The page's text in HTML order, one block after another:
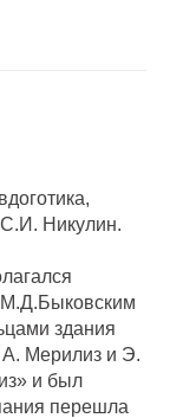
Никулин.
М.Д.Быковским
здания
А. Мерилиз и Э.
и был
перешла